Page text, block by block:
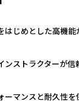
はじめとした高機
ンストラクターが
ーマンスと耐久性を